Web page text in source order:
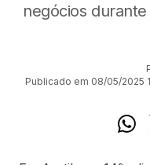
negócios
Publicado em 08/05/2025